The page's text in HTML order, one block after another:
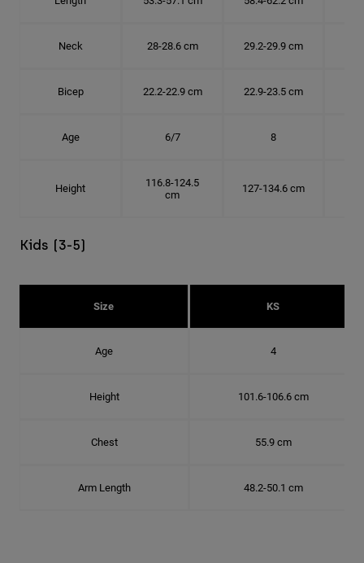
Neck 28-28.6 cm 29.2-29.9 cm
Bicep 22.2-22.9 cm 22.9-23.5 cm
Age 6/7 8
Height
116.8-124.5
cm
127-134.6 cm
Kids (3-5)
Size KS
Age 4
Height 101.6-106.6 cm
Chest 55.9 cm
Arm Length 48.2-50.1 cm